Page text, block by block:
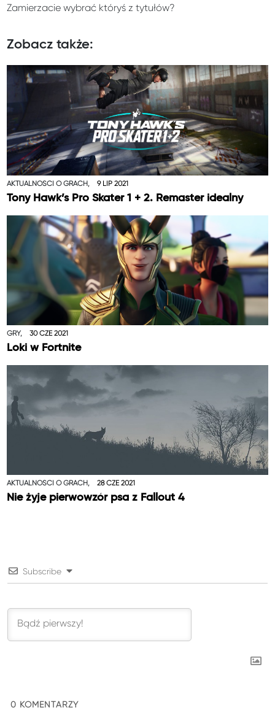
Zamierzacie wybrać któryś z tytułów?
Zobacz także:
AKTUALNOŚCI O GRACH, 9 LIP 2021
Tony Hawk’s Pro Skater 1 + 2. Remaster idealny
GRY, 30 CZE 2021
Loki w Fortnite
AKTUALNOŚCI O GRACH, 28 CZE 2021
Nie żyje pierwowzór psa z Fallout 4
Subscribe
0 KOMENTARZY